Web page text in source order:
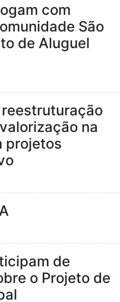
com
São
de Aluguel
na
projetos
de
o Projeto de